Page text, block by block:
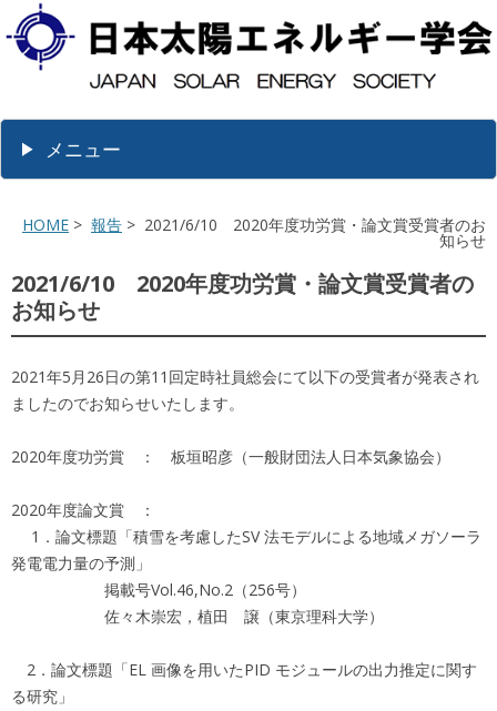
メニュー
HOME > 報告 > 2021/6/10 2020年度功労賞・論文賞受賞者のお
知らせ
2021/6/10 2020年度功労賞・論文賞受賞者の
お知らせ
2021年5月26日の第11回定時社員総会にて以下の受賞者が発表され
ましたのでお知らせいたします。
2020年度功労賞 ： 板垣昭彦（一般財団法人日本気象協会）
2020年度論文賞 ：
1．論文標題「積雪を考慮したSV 法モデルによる地域メガソーラ
発電電力量の予測」
掲載号Vol.46,No.2（256号）
佐々木崇宏，植田 譲（東京理科大学）
2．論文標題「EL 画像を用いたPID モジュールの出力推定に関す
る研究」